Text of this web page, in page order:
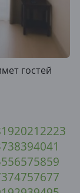
гостей
1920212223
38394041
56575859
74757677